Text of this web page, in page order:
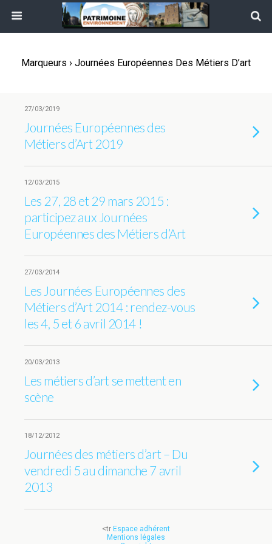
Marqueurs › Journées Européennes Des Métiers D’art
27/03/2019
Journées Européennes des
Métiers d’Art 2019
12/03/2015
Les 27, 28 et 29 mars 2015 :
participez aux Journées
Européennes des Métiers d’Art
27/03/2014
Les Journées Européennes des
Métiers d’Art 2014 : rendez-vous
les 4, 5 et 6 avril 2014 !
20/03/2013
Les métiers d’art se mettent en
scène
18/12/2012
Journées des métiers d’art – Du
vendredi 5 au dimanche 7 avril
2013
<tr Espace adhérent
Mentions légales